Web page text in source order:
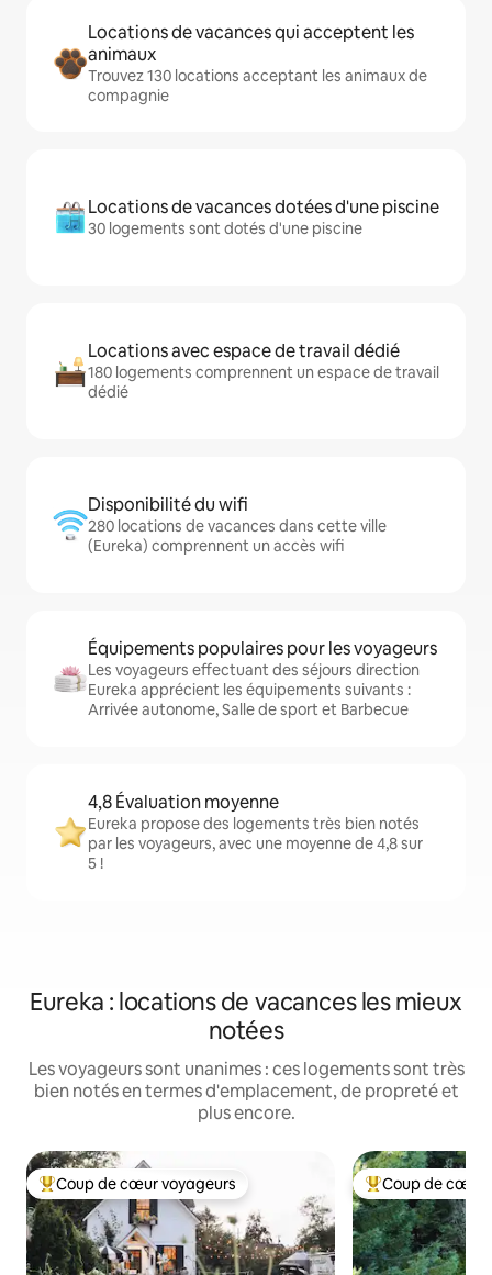
Locations de vacances qui acceptent les
animaux
Trouvez 130 locations acceptant les animaux de
compagnie
Locations de vacances dotées d'une piscine
30 logements sont dotés d'une piscine
Locations avec espace de travail dédié
180 logements comprennent un espace de travail
dédié
Disponibilité du wifi
280 locations de vacances dans cette ville
(Eureka) comprennent un accès wifi
Équipements populaires pour les voyageurs
Les voyageurs effectuant des séjours direction
Eureka apprécient les équipements suivants :
Arrivée autonome, Salle de sport et Barbecue
4,8 Évaluation moyenne
Eureka propose des logements très bien notés
par les voyageurs, avec une moyenne de 4,8 sur
5 !
Eureka : locations de vacances les mieux
notées
Les voyageurs sont unanimes : ces logements sont très
bien notés en termes d'emplacement, de propreté et
plus encore.
Coups de cœur voyageurs les plus appréciés
Coup de cœur voyageurs Coups de cœur
Coup de cœur